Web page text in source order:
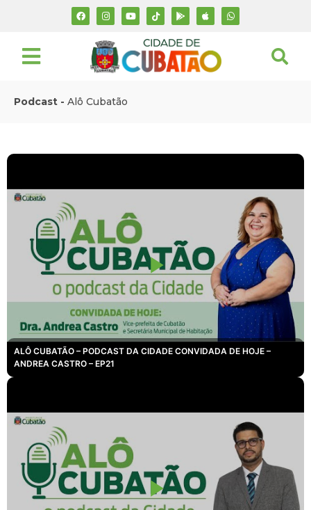
Podcast - Alô Cubatão
ALÔ CUBATÃO – PODCAST DA CIDADE CONVIDADA DE HOJE –
ANDREA CASTRO – EP21